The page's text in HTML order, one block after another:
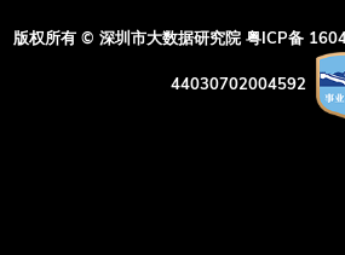
版权所有 © 深圳市大数据研究院 粤ICP备
44030702004592